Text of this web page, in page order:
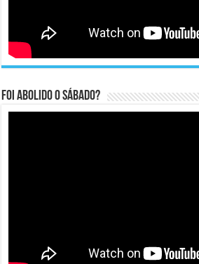
Foi abolido o sábado?